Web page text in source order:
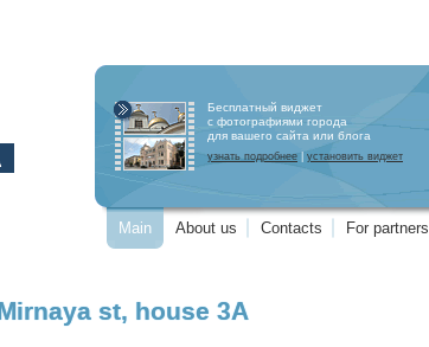
Бесплатный виджет
с фотографиями города
для вашего сайта или блога
узнать подробнее установить виджет
Main About us Contacts For partners
Mirnaya st, house 3А